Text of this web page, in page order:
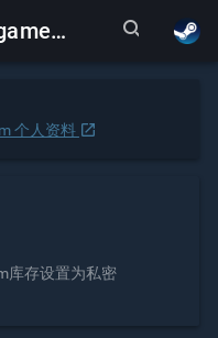
Steam上的中文Galgame丨SteamGalgame search
个人资料 open_in_new
库存设置为私密